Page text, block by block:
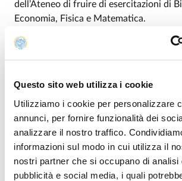
Questo sito web utilizza i cookie
Utilizziamo i cookie per personalizzare
annunci, per fornire funzionalità dei
analizzare il nostro traffico.
informazioni sul modo in cui utilizza il
nostri partner che si occupano di analisi
pubblicità e social media, i quali
dell’Ateneo di fruire di esercitazioni di
Economia, Fisica e Matematica.
Coordinato da ,
un corso di formazione e
per i docenti e le docenti delle scuole
fanno esercitazioni e tutoraggio a
dei primi anni dei corsi di laurea
dell’Ateneo di Parma, dopo aver
questa attività con i docenti e le docenti
universitari.